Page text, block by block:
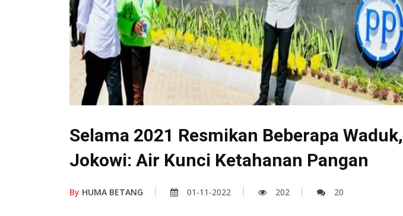
Selama 2021 Resmikan Beberapa
Jokowi: Air Kunci Ketahanan Pangan
By HUMA BETANG 01-11-2022 202 20